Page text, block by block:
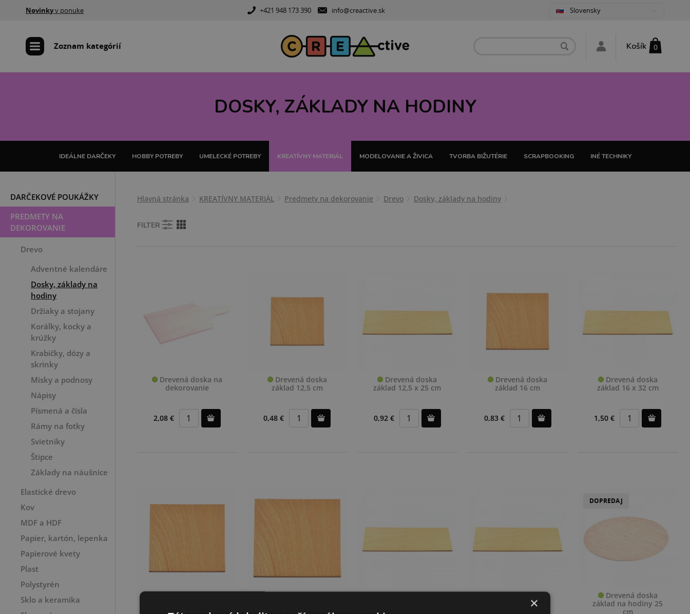
Novinkyv ponuke +421 948 173 390 info@creactive.sk Slovensky
Zoznam kategórií Košík 0
DOSKY, ZÁKLADY NA HODINY
IDEÁLNE DARČEKY HOBBY POTREBY UMELECKÉ POTREBY KREATÍVNY MATERIÁL MODELOVANIE A ŽIVICA TVORBA BIŽUTÉRIE SCRAPBOOKING INÉ TECHNIKY
DARČEKOVÉ POUKÁŽKY
PREDMETY NA
DEKOROVANIE
Drevo
Adventné kalendáre
Dosky, základy na
hodiny
Držiaky a stojany
Korálky, kocky a
krúžky
Krabičky, dózy a
skrinky
Misky a podnosy
Nápisy
Písmená a čísla
Rámy na fotky
Svietniky
Štipce
Základy na náušnice
Elastické drevo
Kov
MDF a HDF
Papier, kartón, lepenka
Papierové kvety
Plast
Polystyrén
Sklo a keramika
Hlavná stránka KREATÍVNY MATERIÁL Predmety na dekorovanie Drevo Dosky, základy na hodiny
FILTER
Drevená doska na
dekorovanie
2,08 €
Drevená doska
základ 12,5 cm
0,48 €
Drevená doska
základ 12,5 x 25 cm
0,92 €
Drevená doska
základ 16 cm
0,83 €
Drevená doska
základ 16 x 32 cm
1,50 €
základ 65 x 21 cm
DOPREDAJ
Drevená doska
základ na hodiny 25
cm
×